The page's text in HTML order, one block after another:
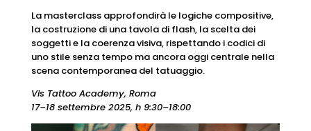
La masterclass approfondirà le logiche compositive,
la costruzione di una tavola di flash, la scelta dei
soggetti e la coerenza visiva, rispettando i codici di
uno stile senza tempo ma ancora oggi centrale nella
scena contemporanea del tatuaggio.
Vis Tattoo Academy, Roma
17–18 settembre 2025, h 9:30–18:00